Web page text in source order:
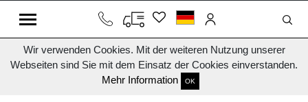
Wir verwenden Cookies. Mit der weiteren Nutzung unserer
Webseiten sind Sie mit dem Einsatz der Cookies einverstanden.
Mehr Information
OK